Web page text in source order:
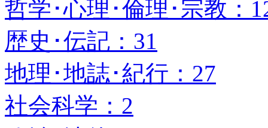
哲学･心理･倫理･宗教：
歴史･伝記：31
地理･地誌･紀行：27
社会科学：2